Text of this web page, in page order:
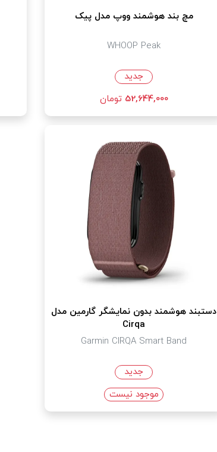
مچ بند هوشمند ووپ مدل پیک
WHOOP Peak
جدید
52,644,000 تومان
دستبند هوشمند بدون نمایشگر گارمین مدل
Cirqa
Garmin CIRQA Smart Band
جدید
موجود نیست